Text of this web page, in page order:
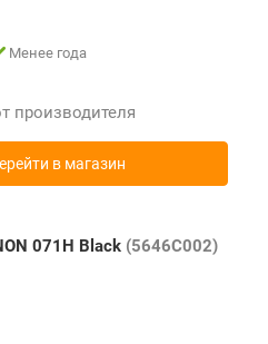
Менее года
производителя
в магазин
071H Black (5646C002)